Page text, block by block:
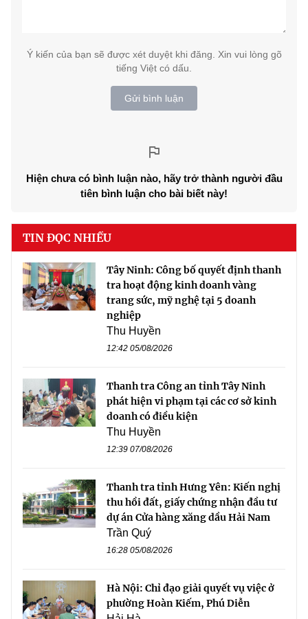
Ý kiến của bạn sẽ được xét duyệt khi đăng. Xin vui lòng gõ
tiếng Việt có dấu.
Gửi bình luận
Hiện chưa có bình luận nào, hãy trở thành người đầu
tiên bình luận cho bài biết này!
TIN ĐỌC NHIỀU
Tây Ninh: Công bố quyết định thanh
tra hoạt động kinh doanh vàng
trang sức, mỹ nghệ tại 5 doanh
nghiệp
Thu Huyền
12:42 05/08/2026
Thanh tra Công an tỉnh Tây Ninh
phát hiện vi phạm tại các cơ sở kinh
doanh có điều kiện
Thu Huyền
12:39 07/08/2026
Thanh tra tỉnh Hưng Yên: Kiến nghị
thu hồi đất, giấy chứng nhận đầu tư
dự án Cửa hàng xăng dầu Hải Nam
Trần Quý
16:28 05/08/2026
Hà Nội: Chỉ đạo giải quyết vụ việc ở
phường Hoàn Kiếm, Phú Diễn